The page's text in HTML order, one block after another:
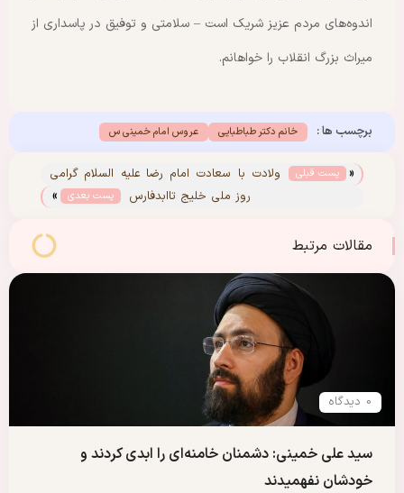
اندوه‌های مردم عزیز شریک است – سلامتی و توفیق در پاسداری از
میراث بزرگ انقلاب را خواهانم.
برچسب ها : خانم دکتر طباطبایی عروس امام خمینی س
« پست قبلی
ولادت با سعادت امام رضا علیه السلام گرامی
روز ملی خلیج تاابدفارس پست بعدی »
مقالات مرتبط
0 دیدگاه
سید علی خمینی: دشمنان خامنه‌ای را ابدی کردند و
خودشان نفهمیدند